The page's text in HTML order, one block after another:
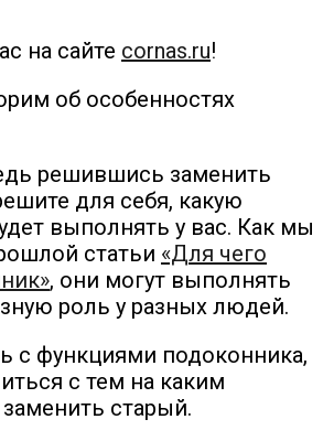
на сайте cornas.ru!
об особенностях
решившись заменить
для себя, какую
выполнять у вас. Как мы
статьи «Для чего
, они могут выполнять
роль у разных людей.
с функциями подоконника,
с тем на каким
старый.